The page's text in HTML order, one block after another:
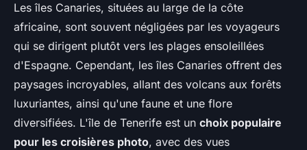
Les îles Canaries, situées au large de la côte
africaine, sont souvent négligées par les voyageurs
qui se dirigent plutôt vers les plages ensoleillées
d'Espagne. Cependant, les îles Canaries offrent des
paysages incroyables, allant des volcans aux forêts
luxuriantes, ainsi qu'une faune et une flore
diversifiées. L'île de Tenerife est un choix populaire
pour les croisières photo, avec des vues